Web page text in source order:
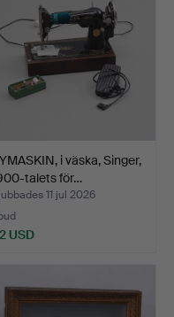
i väska, Singer,
talets för…
11 jul 2026
USD